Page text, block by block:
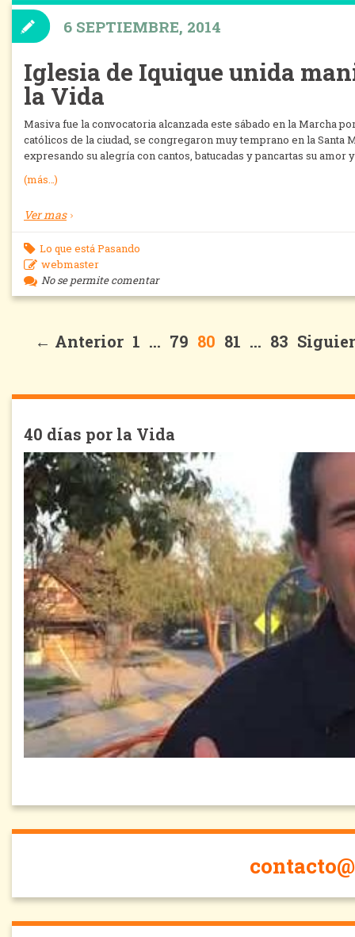
Iglesia de Iquique unida
la Vida
Masiva fue la convocatoria alcanzada este sábado en la Marcha
católicos de la ciudad, se congregaron muy temprano en la
expresando su alegría con cantos, batucadas y pancartas su amor
(más…)
Ver mas
6 SEPTIEMBRE, 2014
Lo que está Pasando
webmaster
No se permite comentar
← Anterior 1 … 79 80 81 … 83
40 días por la Vida